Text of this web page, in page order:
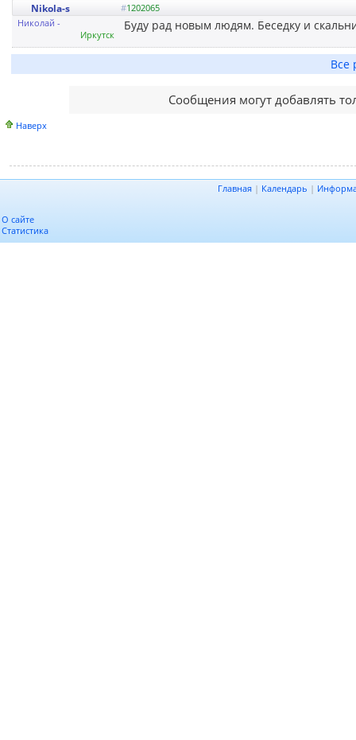
Nikola-s #1202065
Николай -
Иркутск
Буду рад новым людям. Беседку и
Все
Сообщения могут добавлять
Наверх
Главная | Календарь |
О сайте
Статистика